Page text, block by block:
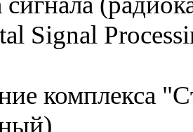
Signal
комплекса